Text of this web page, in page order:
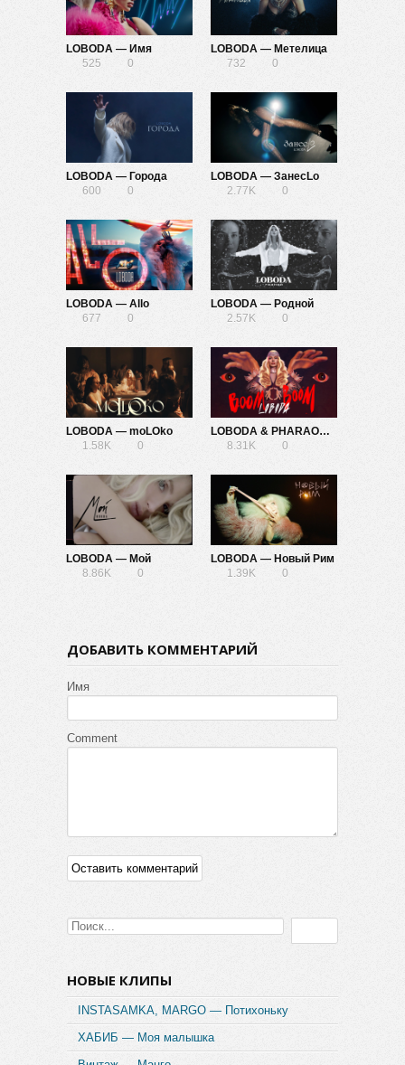
LOBODA — Имя
525
0
LOBODA — Метелица
732
0
LOBODA — Города
600
0
LOBODA — ЗанесLo
2.77K
0
LOBODA — Allo
677
0
LOBODA — Родной
2.57K
0
LOBODA — moLOko
1.58K
0
LOBODA & PHARAOH — Boom Boom
8.31K
0
LOBODA — Мой
8.86K
0
LOBODA — Новый Рим
1.39K
0
ДОБАВИТЬ КОММЕНТАРИЙ
Имя
Comment
НОВЫЕ КЛИПЫ
INSTASAMKA, MARGO — Потихоньку
ХАБИБ — Моя малышка